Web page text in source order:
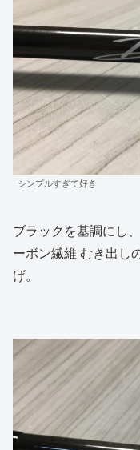
シンプルすぎて好き
ブラックを基調にし
ーボン繊維 むき出し
げ。